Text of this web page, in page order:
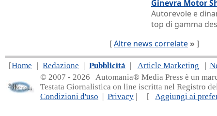
Ginevra Motor
Autorevole e
top di gamma
[Altre news correlate » ]
[Home | Redazione | Pubblicità | Article Marketing |
© 2007 - 2026 Automania® Media Press è un
Testata Giornalistica on line iscritta nel Registro
Condizioni d'uso | Privacy | [ Aggiungi ai